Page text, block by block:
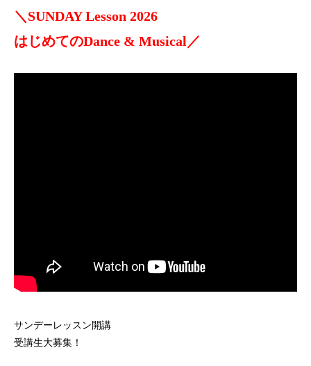
＼SUNDAY Lesson 2026
はじめてのDance & Musical／
サンデーレッスン開講
受講生大募集！